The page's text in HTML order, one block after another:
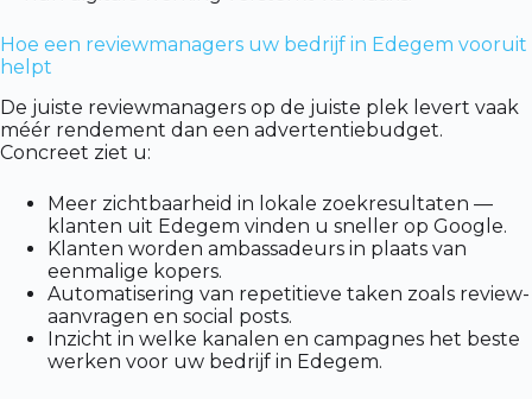
Hoe een reviewmanagers uw bedrijf in Edegem vooruit
helpt
De juiste reviewmanagers op de juiste plek levert vaak
méér rendement dan een advertentiebudget.
Concreet ziet u:
Meer zichtbaarheid in lokale zoekresultaten —
klanten uit Edegem vinden u sneller op Google.
Klanten worden ambassadeurs in plaats van
eenmalige kopers.
Automatisering van repetitieve taken zoals review-
aanvragen en social posts.
Inzicht in welke kanalen en campagnes het beste
werken voor uw bedrijf in Edegem.